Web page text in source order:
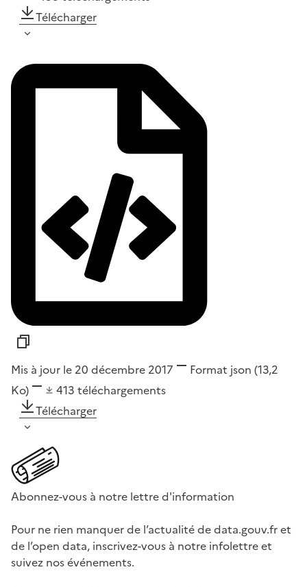
Télécharger
Mis à jour le 20 décembre 2017 Format json (13,2
Ko)
413 téléchargements
Télécharger
Abonnez-vous à notre lettre d'information
Pour ne rien manquer de l’actualité de data.gouv.fr et
de l’open data, inscrivez-vous à notre infolettre et
suivez nos événements.